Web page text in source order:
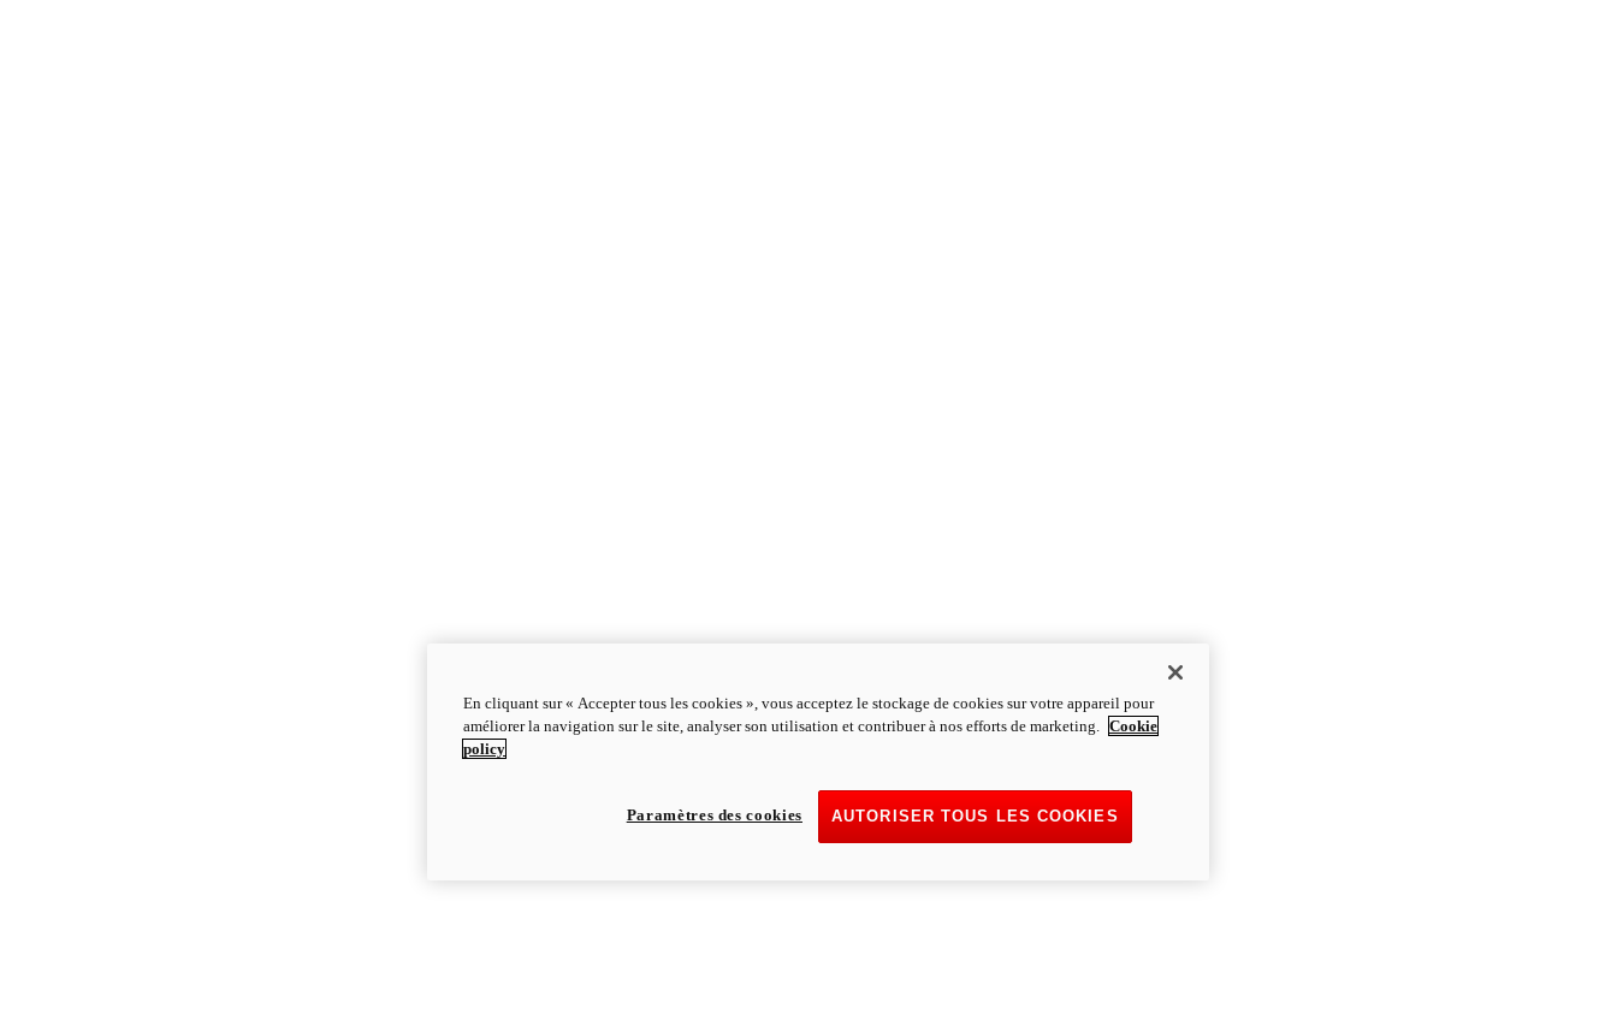
En cliquant sur « Accepter tous les cookies », vous acceptez le stockage de cookies sur votre appareil pour
améliorer la navigation sur le site, analyser son utilisation et contribuer à nos efforts de marketing. Cookie
policy
AUTORISER TOUS LES COOKIES
Paramètres des cookies